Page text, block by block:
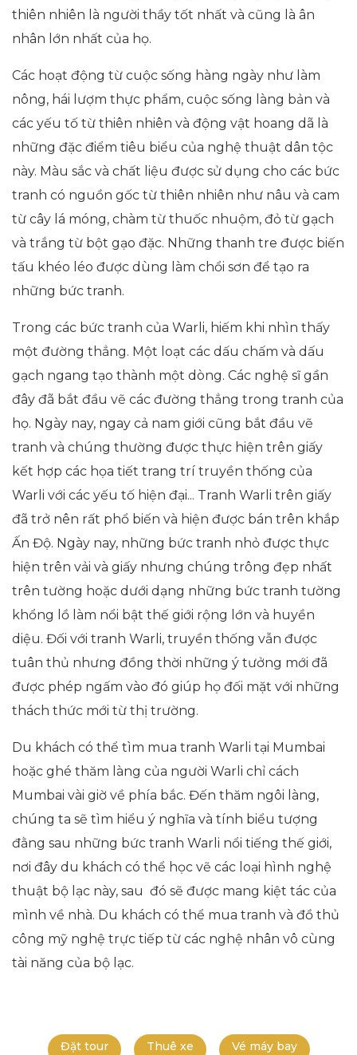
thiên nhiên là người thầy tốt nhất và cũng là ân
nhân lớn nhất của họ.
Các hoạt động từ cuộc sống hàng ngày như làm
nông, hái lượm thực phẩm, cuộc sống làng bản và
các yếu tố từ thiên nhiên và động vật hoang dã là
những đặc điểm tiêu biểu của nghệ thuật dân tộc
này. Màu sắc và chất liệu được sử dụng cho các bức
tranh có nguồn gốc từ thiên nhiên như nâu và cam
từ cây lá móng, chàm từ thuốc nhuộm, đỏ từ gạch
và trắng từ bột gạo đặc. Những thanh tre được biến
tấu khéo léo được dùng làm chổi sơn để tạo ra
những bức tranh.
Trong các bức tranh của Warli, hiếm khi nhìn thấy
một đường thẳng. Một loạt các dấu chấm và dấu
gạch ngang tạo thành một dòng. Các nghệ sĩ gần
đây đã bắt đầu vẽ các đường thẳng trong tranh của
họ. Ngày nay, ngay cả nam giới cũng bắt đầu vẽ
tranh và chúng thường được thực hiện trên giấy
kết hợp các họa tiết trang trí truyền thống của
Warli với các yếu tố hiện đại... Tranh Warli trên giấy
đã trở nên rất phổ biến và hiện được bán trên khắp
Ấn Độ. Ngày nay, những bức tranh nhỏ được thực
hiện trên vải và giấy nhưng chúng trông đẹp nhất
trên tường hoặc dưới dạng những bức tranh tường
khổng lồ làm nổi bật thế giới rộng lớn và huyền
diệu. Đối với tranh Warli, truyền thống vẫn được
tuân thủ nhưng đồng thời những ý tưởng mới đã
được phép ngấm vào đó giúp họ đối mặt với những
thách thức mới từ thị trường.
Du khách có thể tìm mua tranh Warli tại Mumbai
hoặc ghé thăm làng của người Warli chỉ cách
Mumbai vài giờ về phía bắc. Đến thăm ngôi làng,
chúng ta sẽ tìm hiểu ý nghĩa và tính biểu tượng
đằng sau những bức tranh Warli nổi tiếng thế giới,
nơi đây du khách có thể học vẽ các loại hình nghệ
thuật bộ lạc này, sau đó sẽ được mang kiệt tác của
mình về nhà. Du khách có thể mua tranh và đồ thủ
công mỹ nghệ trực tiếp từ các nghệ nhân vô cùng
tài năng của bộ lạc.
Đặt tour Thuê xe Vé máy bay